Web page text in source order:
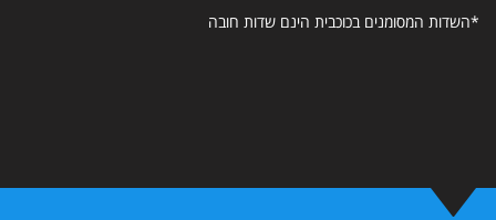
*השדות המסומנים בכוכבית הינם שדות חובה